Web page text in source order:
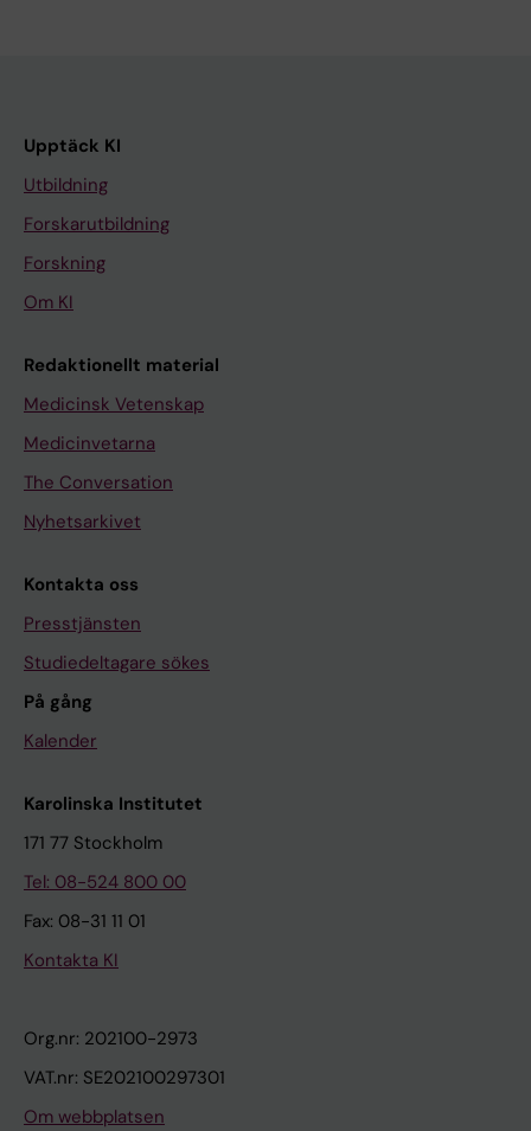
Upptäck KI
Utbildning
Forskarutbildning
Forskning
Om KI
Redaktionellt material
Medicinsk Vetenskap
Medicinvetarna
The Conversation
Nyhetsarkivet
Kontakta oss
Presstjänsten
Studiedeltagare sökes
På gång
Kalender
Karolinska Institutet
171 77 Stockholm
Tel: 08-524 800 00
Fax: 08-31 11 01
Kontakta KI
Org.nr: 202100-2973
VAT.nr: SE202100297301
Om webbplatsen